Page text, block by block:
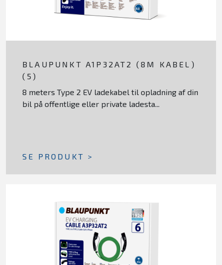
BLAUPUNKT A1P32AT2 (8M KABEL)
(5)
8 meters Type 2 EV ladekabel til opladning af din
bil på offentlige eller private ladesta...
SE PRODUKT >